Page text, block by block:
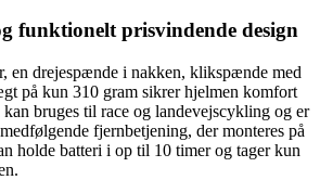
funktionelt prisvindende design
en drejespænde i nakken, klikspænde med
på kun 310 gram sikrer hjelmen komfort
bruges til race og landevejscykling og er
fjernbetjening, der monteres på
holde batteri i op til 10 timer og tager kun